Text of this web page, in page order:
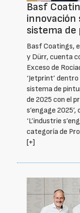
Basf
innovación
sistema
Basf Coatings,
y Dürr, cuenta
Exceso de
‘Jetprint’
sistema de
de 2025 con el
s’engage
‘L’industrie
categoría de
[+]